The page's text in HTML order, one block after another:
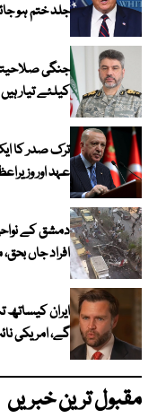
جلد ختم ہو
جنگی
کیلئے تیار ہیں
ترک صدر کا
عہد اور
افراد جاں
ایران کیساتھ
گے، امریکی
مقبول ترین خبریں